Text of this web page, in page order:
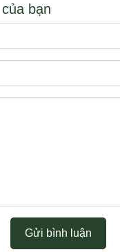
bạn
Gửi bình luận